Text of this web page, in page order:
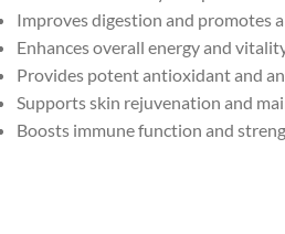
Improves digestion and promotes
Enhances overall energy and
Provides potent antioxidant and
Supports skin rejuvenation and
Boosts immune function and